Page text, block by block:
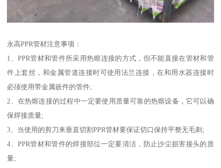
永高PPR管材注意事项：
1、PPR管材和管件所采用热熔连接的方式，但不能直接在管材和管
件上套丝，和金属管道连接时可使用法兰连接，在和用水器连接时
必须使用带金属嵌件的管件;
2、在热熔连接的过程中一定要使用质量可靠的热熔设备，它可以确
保焊接质量;
3、当使用的剪刀来垂直切割PPR管材要保证切口保持平整无毛刺;
4、PPR管材和管件的焊接部位一定要清洁，防止沙尘损害接头的质
量;